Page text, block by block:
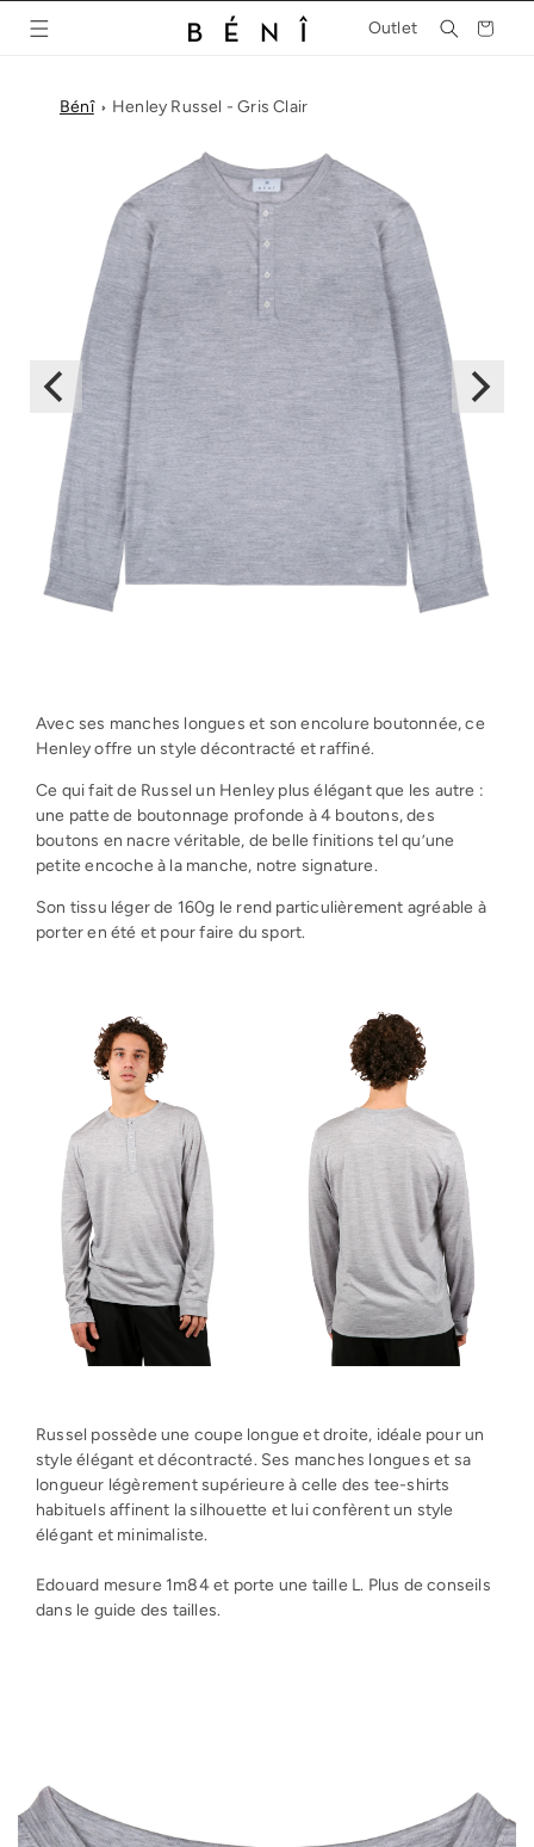
passer
Outlet Panier
Bénî Henley Russel - Gris Clair
Avec ses manches longues et son encolure boutonnée, ce
Henley offre un style décontracté et raffiné.
Ce qui fait de Russel un Henley plus élégant que les autre :
une patte de boutonnage profonde à 4 boutons, des
boutons en nacre véritable, de belle finitions tel qu’une
petite encoche à la manche, notre signature.
Son tissu léger de 160g le rend particulièrement agréable à
porter en été et pour faire du sport.
Russel possède une coupe longue et droite, idéale pour un
style élégant et décontracté. Ses manches longues et sa
longueur légèrement supérieure à celle des tee-shirts
habituels affinent la silhouette et lui confèrent un style
élégant et minimaliste.
Edouard mesure 1m84 et porte une taille L. Plus de conseils
dans le guide des tailles.